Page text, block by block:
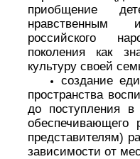
приобщение
нравственным
российского
поколения как
культуру своей
создание
пространства
до поступления в
обеспечивающего
представителям)
зависимости от